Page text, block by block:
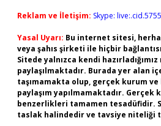
Reklam ve İletişim: Skype:
Yasal Uyarı: Bu internet sitesi,
veya şahıs şirketi ile hiçbir
Sitede yalnızca kendi
paylaşılmaktadır. Burada yer alan
taşımamakta olup, gerçek kurum
paylaşım yapılmamaktadır.
benzerlikleri tamamen tesadüfidir.
taslak halindedir ve tavsiye niteliği